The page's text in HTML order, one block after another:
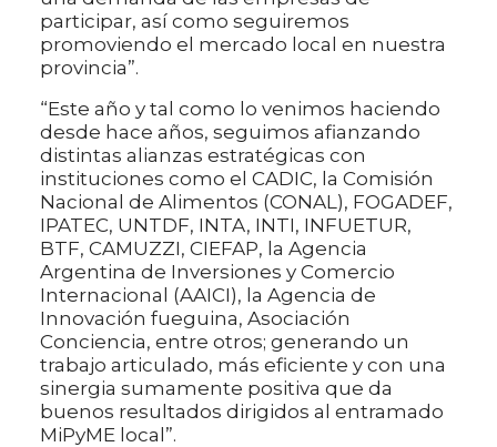
participar, así como seguiremos
promoviendo el mercado local en nuestra
provincia”.
“Este año y tal como lo venimos haciendo
desde hace años, seguimos afianzando
distintas alianzas estratégicas con
instituciones como el CADIC, la Comisión
Nacional de Alimentos (CONAL), FOGADEF,
IPATEC, UNTDF, INTA, INTI, INFUETUR,
BTF, CAMUZZI, CIEFAP, la Agencia
Argentina de Inversiones y Comercio
Internacional (AAICI), la Agencia de
Innovación fueguina, Asociación
Conciencia, entre otros; generando un
trabajo articulado, más eficiente y con una
sinergia sumamente positiva que da
buenos resultados dirigidos al entramado
MiPyME local”.